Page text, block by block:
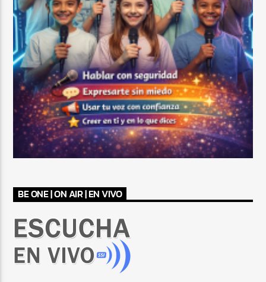
BE ONE | ON AIR | EN VIVO